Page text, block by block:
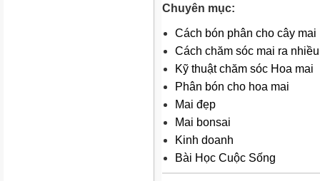
Chuyên mục:
Cách bón phân cho cây mai
Cách chăm sóc mai ra
Kỹ thuật chăm sóc Hoa mai
Phân bón cho hoa mai
Mai đẹp
Mai bonsai
Kinh doanh
Bài Học Cuộc Sống